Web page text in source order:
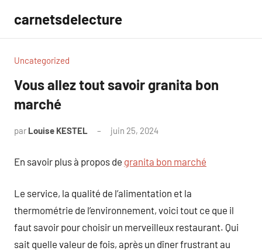
contenu
carnetsdelecture
Uncategorized
Vous allez tout savoir granita bon
marché
par Louise KESTEL juin 25, 2024
En savoir plus à propos de granita bon marché
Le service, la qualité de l’alimentation et la
thermométrie de l’environnement, voici tout ce que il
faut savoir pour choisir un merveilleux restaurant. Qui
sait quelle valeur de fois, après un dîner frustrant au